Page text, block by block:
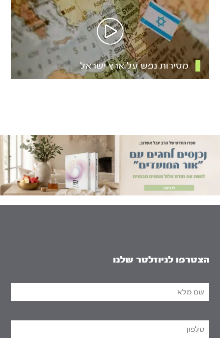
מסירות נפש על ארץ ישראל
הצטרפו לניוזלטר שלנו